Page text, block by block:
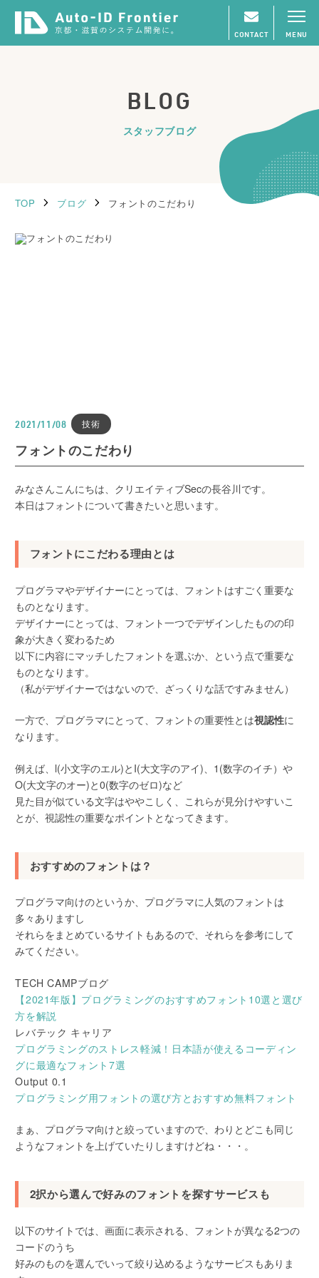
CONTACT MENU
BLOG
スタッフブログ
TOP ブログ フォントのこだわり
2021/11/08 技術
フォントのこだわり
みなさんこんにちは、クリエイティブSecの長谷川です。
本日はフォントについて書きたいと思います。
フォントにこだわる理由とは
プログラマやデザイナーにとっては、フォントはすごく重要な
ものとなります。
デザイナーにとっては、フォント一つでデザインしたものの印
象が大きく変わるため
以下に内容にマッチしたフォントを選ぶか、という点で重要な
ものとなります。
（私がデザイナーではないので、ざっくりな話ですみません）
一方で、プログラマにとって、フォントの重要性とは視認性に
なります。
例えば、l(小文字のエル)とI(大文字のアイ)、1(数字のイチ）や
O(大文字のオー)と0(数字のゼロ)など
見た目が似ている文字はややこしく、これらが見分けやすいこ
とが、視認性の重要なポイントとなってきます。
おすすめのフォントは？
プログラマ向けのというか、プログラマに人気のフォントは
多々ありますし
それらをまとめているサイトもあるので、それらを参考にして
みてください。
TECH CAMPブログ
【2021年版】プログラミングのおすすめフォント10選と選び
方を解説
レバテック キャリア
プログラミングのストレス軽減！日本語が使えるコーディン
グに最適なフォント7選
Output 0.1
プログラミング用フォントの選び方とおすすめ無料フォント
まぁ、プログラマ向けと絞っていますので、わりとどこも同じ
ようなフォントを上げていたりしますけどね・・・。
2択から選んで好みのフォントを探すサービスも
以下のサイトでは、画面に表示される、フォントが異なる2つの
コードのうち
好みのものを選んでいって絞り込めるようなサービスもありま